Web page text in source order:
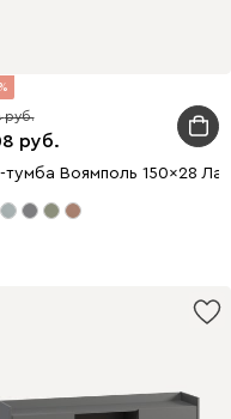
тумба Воямполь 150x28